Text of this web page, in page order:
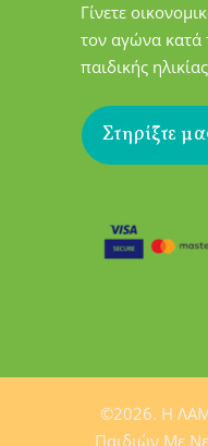
Γίνετε
τον αγώνα κατά
παιδικής
Στηρίξτε
©2026. H
Παιδιών Mε